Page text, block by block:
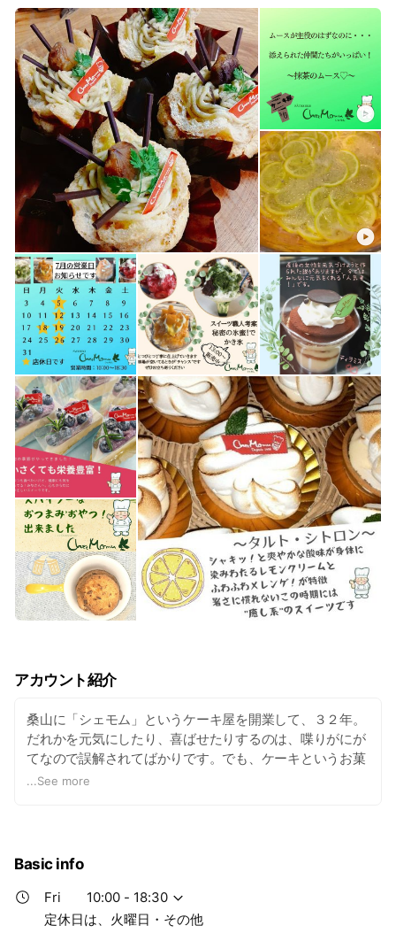
アカウント紹介
桑山に「シェモム」というケーキ屋を開業して、３２年。
だれかを元気にしたり、喜ばせたりするのは、喋りがにが
てなので誤解されてばかりです。でも、ケーキというお菓
子を通してだったら、言葉が苦手な自分だから、本当に伝
にできたら、それはとても素晴らしいと思います。そこ
に、もうひとつ❕形にして、目で見える表現ができたら、
もっと人とのつながりが、心暖かいつながりになっていく
ように思っています。ひとりひとりの大切な思いを、形に
...See more
Basic info
Fri
10:00 - 18:30
定休日は、火曜日・その他